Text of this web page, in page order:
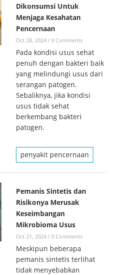
Dikonsumsi Untuk
Menjaga Kesahatan
Pencernaan
Oct 28, 2024 / 0 Comments
Pada kondisi usus sehat
penuh dengan bakteri baik
yang melindungi usus dari
serangan patogen.
Sebaliknya, jika kondisi
usus tidak sehat
berkembang bakteri
patogen.
penyakit pencernaan
Pemanis Sintetis dan
Risikonya Merusak
Keseimbangan
Mikrobioma Usus
Oct 21, 2024 / 0 Comments
Meskipun beberapa
pemanis sintetis terlihat
tidak menyebabkan